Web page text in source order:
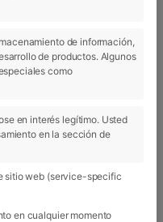
de información,
de productos. Algunos
como
en interés legítimo. Usted
en la sección de
sitio web (service-specific
en cualquier momento